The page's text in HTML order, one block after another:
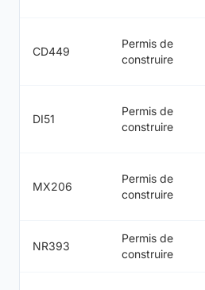
CD449
Permis de
construire
DI51
Permis de
construire
MX206
Permis de
construire
NR393
Permis de
construire